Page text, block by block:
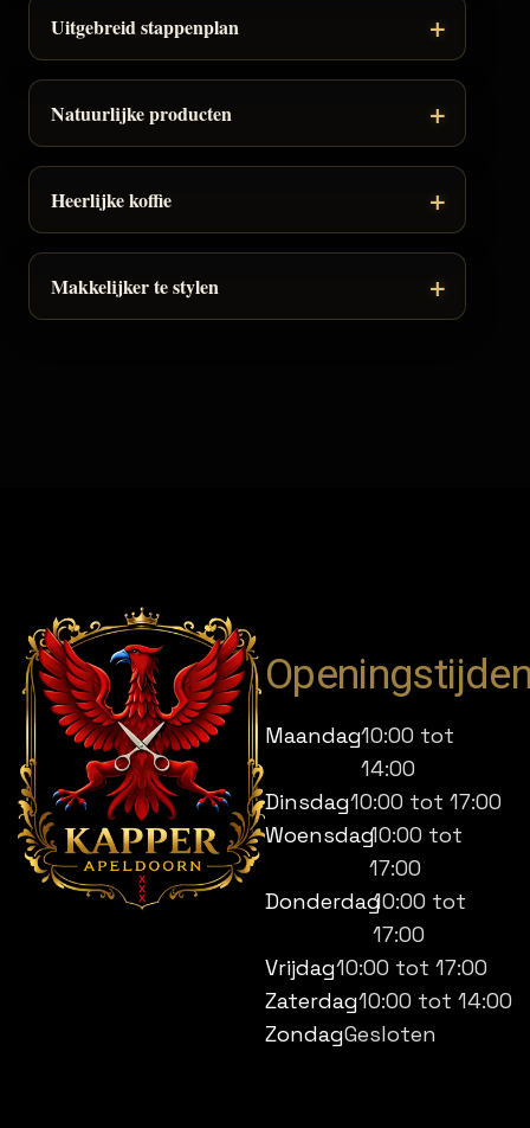
Uitgebreid stappenplan
Natuurlijke producten
Heerlijke koffie
Makkelijker te stylen
Maandag10:00 tot
14:00
Dinsdag10:00 tot 17:00
Woensdag10:00 tot
17:00
Donderdag10:00 tot
17:00
Vrijdag10:00 tot 17:00
Zaterdag10:00 tot 14:00
ZondagGesloten